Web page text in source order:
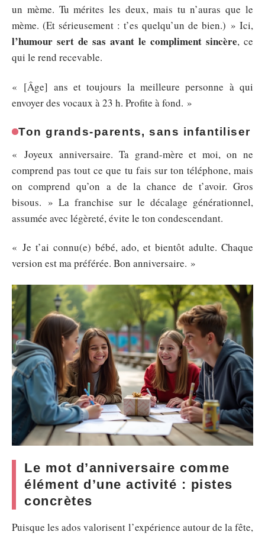
un mème. Tu mérites les deux, mais tu n’auras que le
mème. (Et sérieusement : t’es quelqu’un de bien.) » Ici,
l’humour sert de sas avant le compliment sincère, ce
qui le rend recevable.
« [Âge] ans et toujours la meilleure personne à qui
envoyer des vocaux à 23 h. Profite à fond. »
Ton grands-parents, sans infantiliser
« Joyeux anniversaire. Ta grand-mère et moi, on ne
comprend pas tout ce que tu fais sur ton téléphone, mais
on comprend qu’on a de la chance de t’avoir. Gros
bisous. » La franchise sur le décalage générationnel,
assumée avec légèreté, évite le ton condescendant.
« Je t’ai connu(e) bébé, ado, et bientôt adulte. Chaque
version est ma préférée. Bon anniversaire. »
Le mot d’anniversaire comme
élément d’une activité : pistes
concrètes
Puisque les ados valorisent l’expérience autour de la fête,